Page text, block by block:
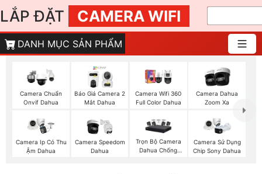
LẮP ĐẶT CAMERA WIFI
DANH MỤC SẢN PHẨM
Camera Chuẩn
Onvif Dahua
Báo Giá Camera 2
Mắt Dahua
Camera Wifi 360
Full Color Dahua
Camera Dahua
Zoom Xa
Camera Ip Có Thu
Ậm Dahua
Camera Speedom
Dahua
Trọn Bộ Camera
Dahua Chống
Camera Sử Dụng
Chip Sony Dahua